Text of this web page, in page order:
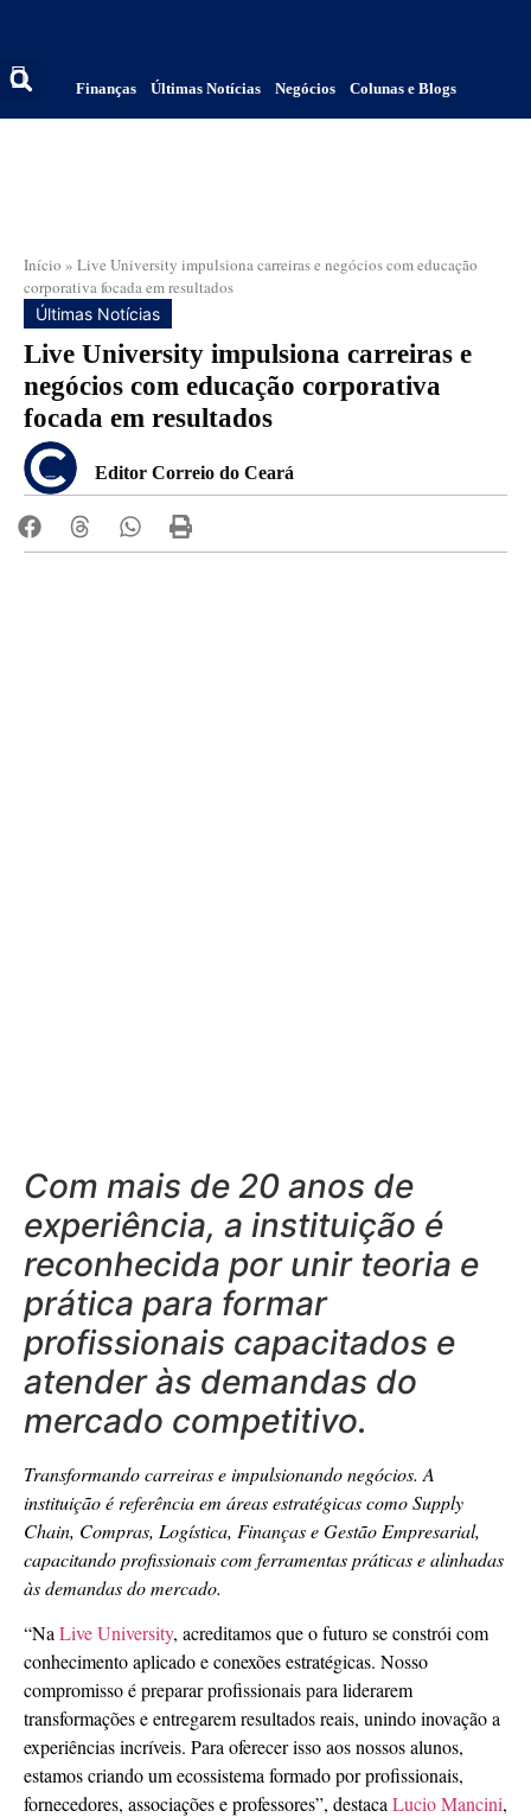
Finanças Últimas Notícias Negócios Colunas e Blogs
Início » Live University impulsiona carreiras e negócios com educação
corporativa focada em resultados
Últimas Notícias
Live University impulsiona carreiras e
negócios com educação corporativa
focada em resultados
Editor Correio do Ceará
Com mais de 20 anos de
experiência, a instituição é
reconhecida por unir teoria e
prática para formar
profissionais capacitados e
atender às demandas do
mercado competitivo.
Transformando carreiras e impulsionando negócios. A
instituição é referência em áreas estratégicas como Supply
Chain, Compras, Logística, Finanças e Gestão Empresarial,
capacitando profissionais com ferramentas práticas e alinhadas
às demandas do mercado.
“Na Live University, acreditamos que o futuro se constrói com
conhecimento aplicado e conexões estratégicas. Nosso
compromisso é preparar profissionais para liderarem
transformações e entregarem resultados reais, unindo inovação a
experiências incríveis. Para oferecer isso aos nossos alunos,
estamos criando um ecossistema formado por profissionais,
fornecedores, associações e professores”, destaca Lucio Mancini,